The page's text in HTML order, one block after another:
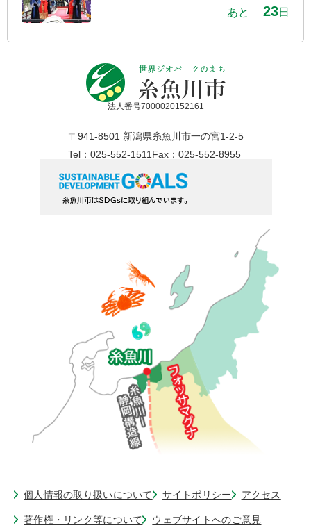
あと 23日
法人番号7000020152161
〒941-8501 新潟県糸魚川市一の宮1-2-5
Tel：025-552-1511 Fax：025-552-8955
個人情報の取り扱いについて サイトポリシー アクセス
著作権・リンク等について ウェブサイトへのご意見